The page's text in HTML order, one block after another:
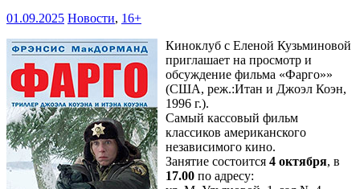
01.09.2025 Новости, 16+
Киноклуб с Еленой Кузьминовой
приглашает на просмотр и
обсуждение фильма «Фарго»»
(США, реж.:Итан и Джоэл Коэн,
1996 г.).
Самый кассовый фильм
классиков американского
независимого кино.
Занятие состоится 4 октября, в
17.00 по адресу: